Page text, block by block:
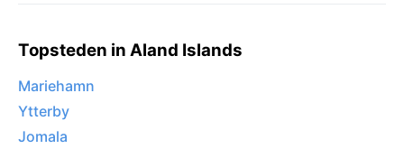
Topsteden in Aland Islands
Mariehamn
Ytterby
Jomala